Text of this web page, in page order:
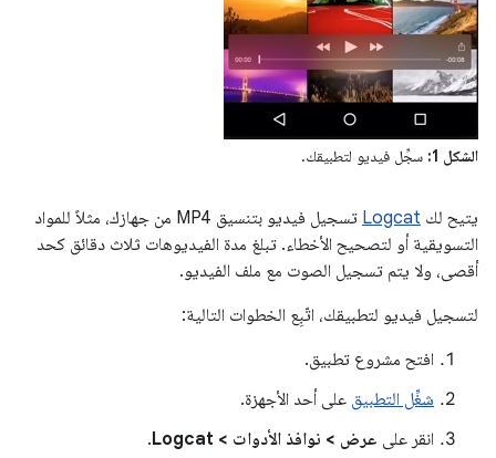
الشكل 1: سجِّل فيديو لتطبيقك.
يتيح لك Logcat
تسجيل فيديو بتنسيق MP4 من جهازك، مثلاً للمواد
التسويقية أو لتصحيح الأخطاء. تبلغ مدة الفيديوهات ثلاث دقائق كحد
أقصى، ولا يتم تسجيل الصوت مع ملف الفيديو.
لتسجيل فيديو لتطبيقك، اتّبِع الخطوات التالية:
افتح مشروع تطبيق.
شغِّل التطبيق على أحد الأجهزة.
انقر على عرض > نوافذ الأدوات > Logcat
.